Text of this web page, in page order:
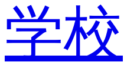
学校